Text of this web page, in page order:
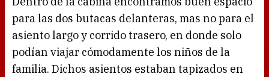
para las dos butacas delanteras, mas no para el
asiento largo y corrido trasero, en donde solo
podían viajar cómodamente los niños de la
familia. Dichos asientos estaban tapizados en